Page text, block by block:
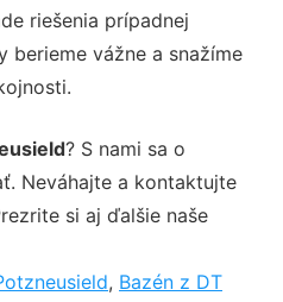
riešenia prípadnej
berieme vážne a snažíme
? S nami sa o
Neváhajte a kontaktujte
si aj ďalšie naše
, Bazén z DT